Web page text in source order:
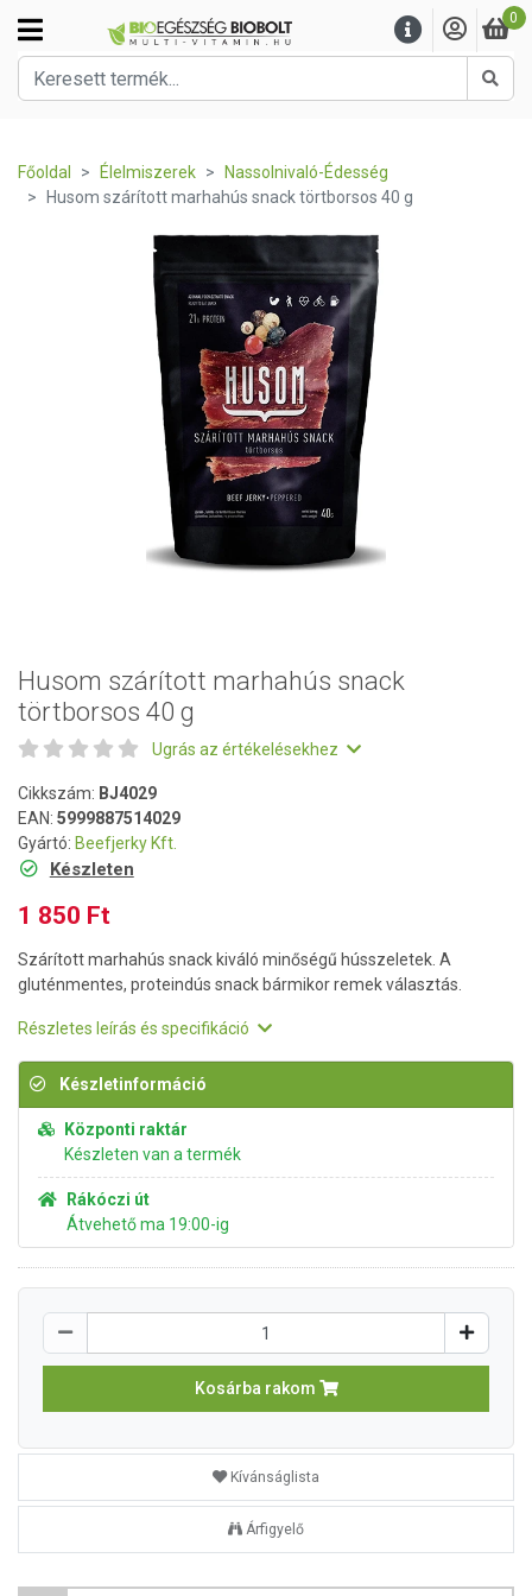
0
Főoldal Élelmiszerek
Nassolnivaló-Édesség
Husom szárított marhahús snack törtborsos 40 g
Husom szárított marhahús snack
törtborsos 40 g
Ugrás az értékelésekhez
Cikkszám: BJ4029
EAN: 5999887514029
Gyártó: Beefjerky Kft.
Készleten
1 850 Ft
Szárított marhahús snack kiváló minőségű hússzeletek. A
gluténmentes, proteindús snack bármikor remek választás.
Részletes leírás és specifikáció
Készletinformáció
Központi raktár
Készleten van a termék
Rákóczi út
Átvehető ma 19:00-ig
Kosárba rakom
Kívánságlista
Árfigyelő